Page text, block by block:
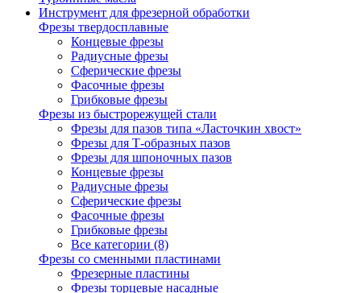
Инструмент для фрезерной обработки
Фрезы твердосплавные
Концевые фрезы
Радиусные фрезы
Сферические фрезы
Фасочные фрезы
Грибковые фрезы
Фрезы из быстрорежущей стали
Фрезы для пазов типа «Ласточкин хвост»
Фрезы для Т-образных пазов
Фрезы для шпоночных пазов
Концевые фрезы
Радиусные фрезы
Сферические фрезы
Фасочные фрезы
Грибковые фрезы
Все категории (8)
Фрезы со сменными пластинами
Фрезерные пластины
Фрезы торцевые насадные